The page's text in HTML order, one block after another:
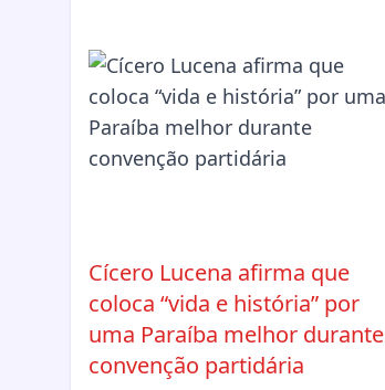
Cícero Lucena afirma que
coloca “vida e história” por
uma Paraíba melhor durante
convenção partidária